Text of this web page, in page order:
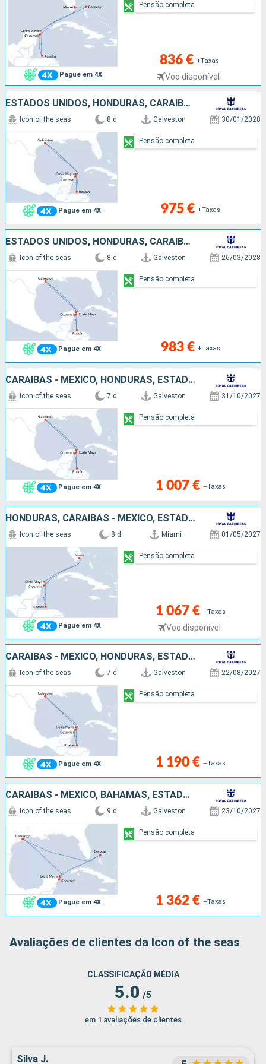
Pague em 4X
836 € +Taxas
Voo disponível
Pensão completa
ESTADOS UNIDOS, HONDURAS, CARAIBAS - MEXICO
Pague em 4X
Icon of the seas 8 d Galveston 30/01/2028
975 € +Taxas
Pensão completa
ESTADOS UNIDOS, HONDURAS, CARAIBAS - MEXICO
Pague em 4X
Icon of the seas 8 d Galveston 26/03/2028
983 € +Taxas
Pensão completa
CARAIBAS - MEXICO, HONDURAS, ESTADOS UNIDOS
Pague em 4X
Icon of the seas 7 d Galveston 31/10/2027
1 007 € +Taxas
Pensão completa
HONDURAS, CARAIBAS - MEXICO, ESTADOS UNIDOS
Pague em 4X
Icon of the seas 8 d Miami 01/05/2027
1 067 € +Taxas
Voo disponível
Pensão completa
CARAIBAS - MEXICO, HONDURAS, ESTADOS UNIDOS
Pague em 4X
Icon of the seas 7 d Galveston 22/08/2027
1 190 € +Taxas
Pensão completa
CARAIBAS - MEXICO, BAHAMAS, ESTADOS UNIDOS
Pague em 4X
Icon of the seas 9 d Galveston 23/10/2027
1 362 € +Taxas
Pensão completa
Avaliações de clientes da Icon of the seas
CLASSIFICAÇÃO MÉDIA
5.0 /5
em 1 avaliações de clientes
Silva J.